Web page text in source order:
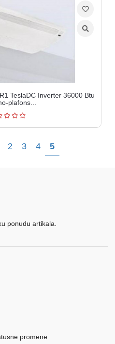
TeslaDC Inverter 36000 Btu
plafons...
2 3 4 5
ponudu artikala.
promene